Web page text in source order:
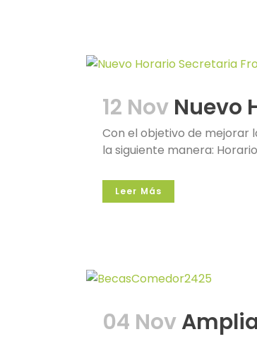
12 Nov Nuevo
Con el objetivo de mejorar
la siguiente manera: Horario
Leer Más
04 Nov